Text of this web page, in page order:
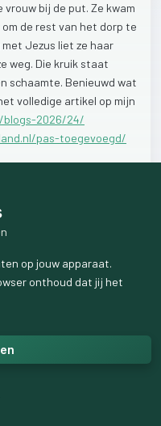
vrouw bij de put. Ze kwam
om de rest van het dorp te
met Jezus liet ze haar
weg. Die kruik staat
schaamte. Benieuwd wat
volledige artikel op mijn
2026/24/
pas-toegevoegd/
op jouw apparaat.
onthoud dat jij het